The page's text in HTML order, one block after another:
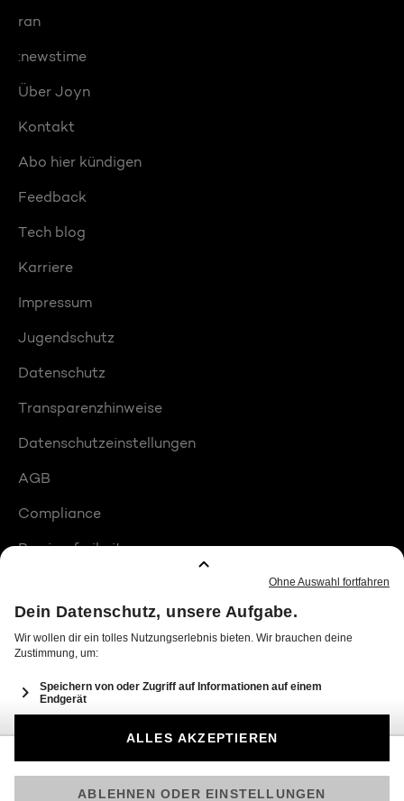
ran
:newstime
Über Joyn
Kontakt
Abo hier kündigen
Feedback
Tech blog
Karriere
Impressum
Jugendschutz
Datenschutz
Transparenzhinweise
Datenschutzeinstellungen
AGB
Compliance
Barrierefreiheit